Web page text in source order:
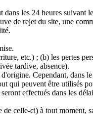
les 24 heures
de rejet du site, une
etc.) ; (b) les pertes
tardive, absence).
Cependant, dans
qui peuvent être utilisés
effectués dans les
celle-ci) à tout moment,